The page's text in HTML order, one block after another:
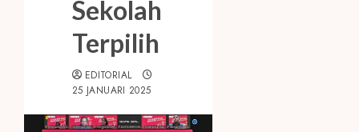
Sekolah
Terpilih
EDITORIAL
25 JANUARI 2025